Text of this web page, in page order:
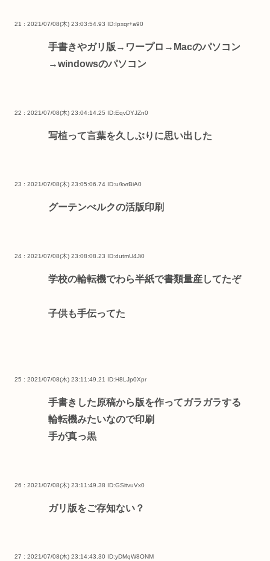
21 : 2021/07/08(木) 23:03:54.93 ID:Ipxqr+a90
手書きやガリ版→ワープロ→Macのパソコン
→windowsのパソコン
22 : 2021/07/08(木) 23:04:14.25 ID:EqvDYJZn0
写植って言葉を久しぶりに思い出した
23 : 2021/07/08(木) 23:05:06.74 ID:u/kvrBiA0
グーテンべルクの活版印刷
24 : 2021/07/08(木) 23:08:08.23 ID:dutmU4Ji0
学校の輪転機でわら半紙で書類量産してたぞ
子供も手伝ってた
25 : 2021/07/08(木) 23:11:49.21 ID:H8LJp0Xpr
手書きした原稿から版を作ってガラガラする
輪転機みたいなので印刷
手が真っ黒
26 : 2021/07/08(木) 23:11:49.38 ID:GSitvuVx0
ガリ版をご存知ない？
27 : 2021/07/08(木) 23:14:43.30 ID:yDMqW8ONM